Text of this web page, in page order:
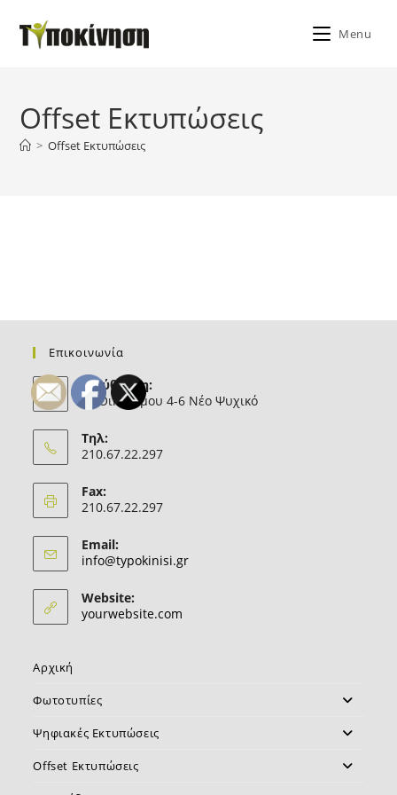
content
Menu
Offset Εκτυπώσεις
> Offset Εκτυπώσεις
Επικοινωνία
Διεύθυνση:
Θ. Οικονόμου 4-6 Νέο Ψυχικό
Τηλ:
210.67.22.297
Fax:
210.67.22.297
Email:
info@typokinisi.grOpens
Website:
yourwebsite.com
Αρχική
Φωτοτυπίες
Ψηφιακές Εκτυπώσεις
Offset Εκτυπώσεις